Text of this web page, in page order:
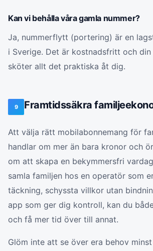
Kan vi behålla våra gamla nummer?
Ja, nummerflytt (portering) är en
i Sverige. Det är kostnadsfritt och
sköter allt det praktiska åt dig.
9 Framtidssäkra
Att välja rätt mobilabonnemang för
handlar om mer än bara kronor och
om att skapa en bekymmersfri
samla familjen hos en operatör som
täckning, schyssta villkor utan
app som ger dig kontroll, kan du
och få mer tid över till annat.
Glöm inte att se över era behov